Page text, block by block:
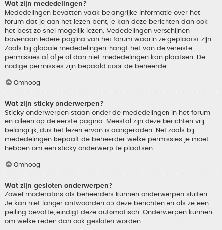
Wat zijn mededelingen?
Mededelingen bevatten vaak belangrijke informatie over het
forum dat je aan het lezen bent, je kan deze berichten dan ook
het best zo snel mogelijk lezen. Mededelingen verschijnen
bovenaan iedere pagina van het forum waarin ze geplaatst zijn.
Zoals bij globale mededelingen, hangt het van de vereiste
permissies af of je al dan niet mededelingen kan plaatsen. De
nodige permissies zijn bepaald door de beheerder.
Omhoog
Wat zijn sticky onderwerpen?
Sticky onderwerpen staan onder de mededelingen in het forum
en alleen op de eerste pagina. Meestal zijn deze berichten vrij
belangrijk, dus het lezen ervan is aangeraden. Net zoals bij
mededelingen bepaalt de beheerder welke permissies je moet
hebben om een sticky onderwerp te plaatsen.
Omhoog
Wat zijn gesloten onderwerpen?
Zowel moderators als beheerders kunnen onderwerpen sluiten.
Je kan niet langer antwoorden op deze berichten en als ze een
peiling bevatte, eindigt deze automatisch. Onderwerpen kunnen
om welke reden dan ook gesloten worden.